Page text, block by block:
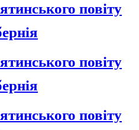
повіту
повіту
повіту